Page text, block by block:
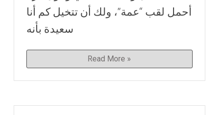
أحمل لقب “عمة”، ولك أن تتخيل كم أنا
سعيدة بأنه
Read More »